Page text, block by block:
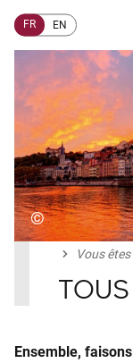
FR EN
© Accueil
Vous
Ensemble,